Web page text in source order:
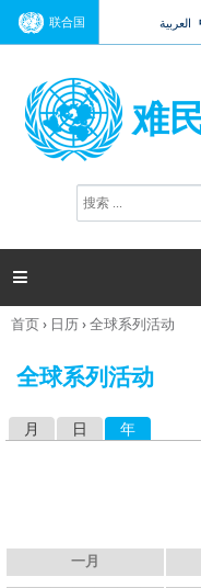
联合国 العربية
难
搜
索

你
这
首页› 日历›全球系列活动
全球系列活动
月 日 年
一月